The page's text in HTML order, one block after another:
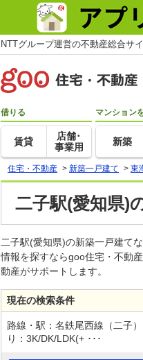
NTTグループ運営の不動産総合サ
借りる
賃貸
店舗･
事業用
マンション
新築
住宅・不動産 > 新築一戸建て > 東
二子駅(愛知県)
二子駅(愛知県)の新築一戸建て
情報を探すならgoo住宅・不動
動産がサポートします。
現在の検索条件
路線・駅：名鉄尾西線（二子
り：3K/DK/LDK(+ ･･･